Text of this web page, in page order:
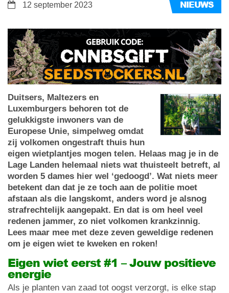
NIEUWS
12 september 2023
Duitsers, Maltezers en
Luxemburgers behoren tot de
gelukkigste inwoners van de
Europese Unie, simpelweg omdat
zij volkomen ongestraft thuis hun
eigen wietplantjes mogen telen. Helaas mag je in de
Lage Landen helemaal niets wat thuisteelt betreft, al
worden 5 dames hier wel ‘gedoogd’. Wat niets meer
betekent dan dat je ze toch aan de politie moet
afstaan als die langskomt, anders word je alsnog
strafrechtelijk aangepakt. En dat is om heel veel
redenen jammer, zo niet volkomen krankzinnig.
Lees maar mee met deze zeven geweldige redenen
om je eigen wiet te kweken en roken!
Eigen wiet eerst #1 – Jouw positieve
energie
Als je planten van zaad tot oogst verzorgt, is elke stap